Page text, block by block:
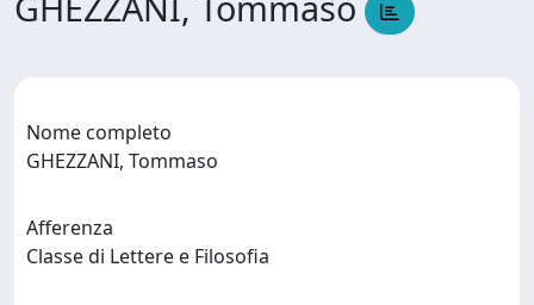
Nome completo
GHEZZANI, Tommaso
Afferenza
Classe di Lettere e Filosofia